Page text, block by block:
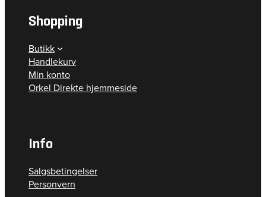
Shopping
Butikk
Handlekurv
Min konto
Orkel Direkte hjemmeside
Info
Salgsbetingelser
Personvern